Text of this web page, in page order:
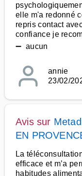
elle m'a redonné
repris contact
confiance je
➖ aucun
annie
23/02/
Avis sur
EN
La
efficace et m’a
habitudes